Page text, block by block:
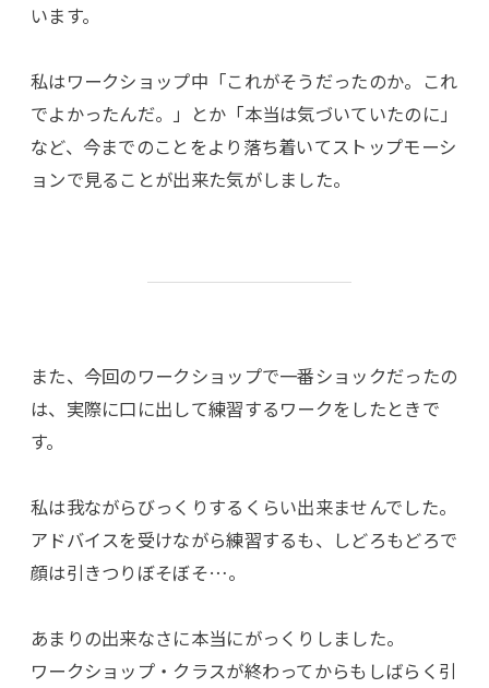
います。
私はワークショップ中「これがそうだったのか。これ
でよかったんだ。」とか「本当は気づいていたのに」
など、今までのことをより落ち着いてストップモーシ
ョンで見ることが出来た気がしました。
また、今回のワークショップで一番ショックだったの
は、実際に口に出して練習するワークをしたときで
す。
私は我ながらびっくりするくらい出来ませんでした。
アドバイスを受けながら練習するも、しどろもどろで
顔は引きつりぼそぼそ…。
あまりの出来なさに本当にがっくりしました。
ワークショップ・クラスが終わってからもしばらく引